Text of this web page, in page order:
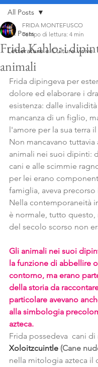
All Posts
Letterature e Culture visive
All Posts
Frida Kahlo: i
animali
FRIDA MONTEFUSCO
Tempo di lettura: 4 min
Frida dipingeva per
dolore ed elaborare i
esistenza: dalle
mancanza di un figlio,
l'amore per la sua terra
Non mancavano tuttavia
animali nei suoi dipinti:
cani e alle scimmie
per lei erano
famiglia, aveva
Nella contemporaneità
è normale, tutto questo,
del secolo scorso non
Gli animali nei suoi
la funzione di abbellire
contorno, ma erano
della storia da
particolare avevano
alla simbologia
azteca.
Frida possedeva  cani di
Xoloitzcuintle (Cane
nella mitologia azteca il